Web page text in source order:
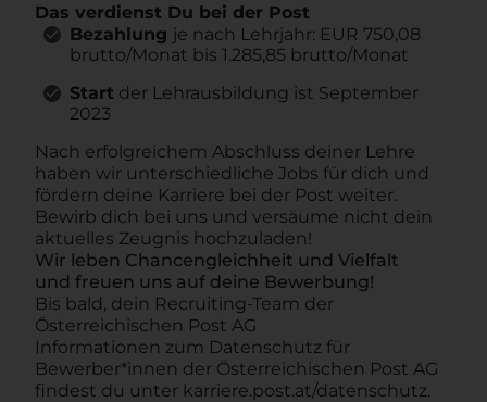
Das verdienst Du bei der Post
Bezahlung je nach Lehrjahr: EUR 750,08
brutto/Monat bis 1.285,85 brutto/Monat
Start der Lehrausbildung ist September
2023
Nach erfolgreichem Abschluss deiner Lehre
haben wir unterschiedliche Jobs für dich und
fördern deine Karriere bei der Post weiter.
Bewirb dich bei uns und versäume nicht dein
aktuelles Zeugnis hochzuladen!
Wir leben Chancengleichheit und Vielfalt
und freuen uns auf deine Bewerbung!
Bis bald, dein Recruiting-Team der
Österreichischen Post AG
Informationen zum Datenschutz für
Bewerber*innen der Österreichischen Post AG
findest du unter karriere.post.at/datenschutz.